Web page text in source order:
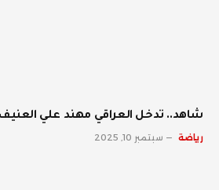
شاهد.. تدخل العراقي مهند علي
رياضة سبتمبر 10, 2025